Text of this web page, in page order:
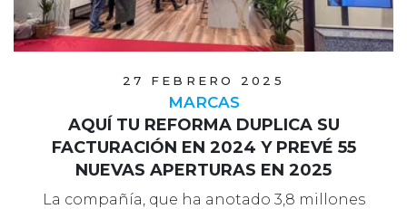
27 FEBRERO 2025
MARCAS
AQUÍ TU REFORMA DUPLICA SU
FACTURACIÓN EN 2024 Y PREVÉ 55
NUEVAS APERTURAS EN 2025
La compañía, que ha anotado 3,8 millones